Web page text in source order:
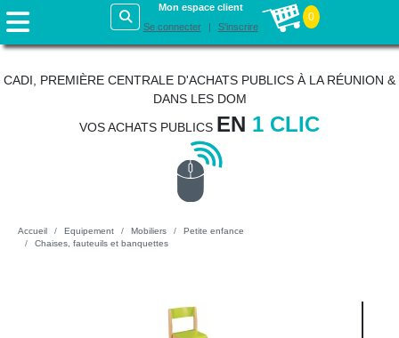
Mon espace client
Se connecter
S'inscrire
0
CADI, PREMIÈRE CENTRALE D'ACHATS PUBLICS À LA RÉUNION &
DANS LES DOM
VOS ACHATS PUBLICS EN 1 CLIC
Accueil Equipement Mobiliers
Petite enfance
Chaises, fauteuils et banquettes